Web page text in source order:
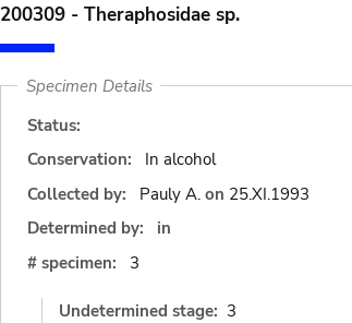
200309 - Theraphosidae sp.
Specimen Details
Status:
Conservation:
In alcohol
Collected by:
Pauly A. on 25.XI.1993
Determined by:
in
# specimen:
3
Undetermined stage: 3